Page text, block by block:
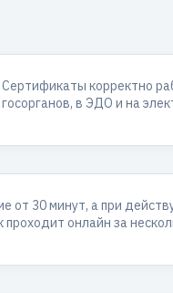
Сертификаты корректно
госорганов, в ЭДО и на
от 30 минут, а при
проходит онлайн за